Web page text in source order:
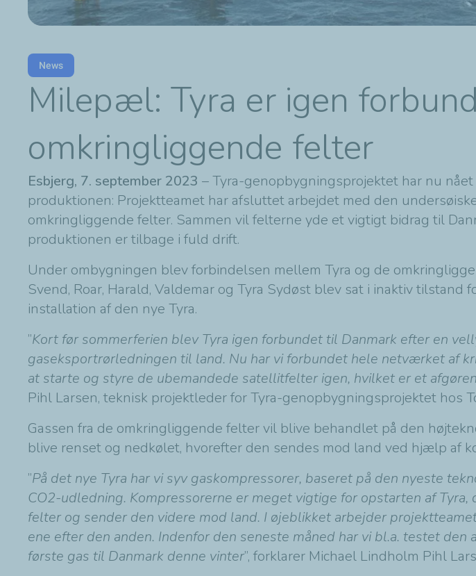
News
Milepæl: Tyra er igen
omkringliggende felter
Esbjerg, 7. september 2023 – Tyra-genopbygningsprojektet har nu
produktionen: Projektteamet har afsluttet arbejdet med den
omkringliggende felter. Sammen vil felterne yde et vigtigt bidrag til
produktionen er tilbage i fuld drift.
Under ombygningen blev forbindelsen mellem Tyra og de
Svend, Roar, Harald, Valdemar og Tyra Sydøst blev sat i inaktiv
installation af den nye Tyra.
”Kort før sommerferien blev Tyra igen forbundet til Danmark efter en
gaseksportrørledningen til land. Nu har vi forbundet hele netværket af
at starte og styre de ubemandede satellitfelter igen, hvilket er et
Pihl Larsen, teknisk projektleder for Tyra-genopbygningsprojektet hos
Gassen fra de omkringliggende felter vil blive behandlet på den
blive renset og nedkølet, hvorefter den sendes mod land ved hjælp af
”På det nye Tyra har vi syv gaskompressorer, baseret på den nyeste
CO2-udledning. Kompressorerne er meget vigtige for opstarten af
felter og sender den videre mod land. I øjeblikket arbejder
ene efter den anden. Indenfor den seneste måned har vi bl.a. testet
første gas til Danmark denne vinter”, forklarer Michael Lindholm Pihl